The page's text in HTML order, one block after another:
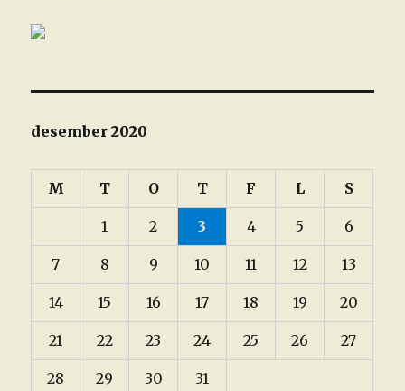
desember 2020
M T O T F L S
1 2 3 4 5 6
7 8 9 10 11 12 13
14 15 16 17 18 19 20
21 22 23 24 25 26 27
28 29 30 31